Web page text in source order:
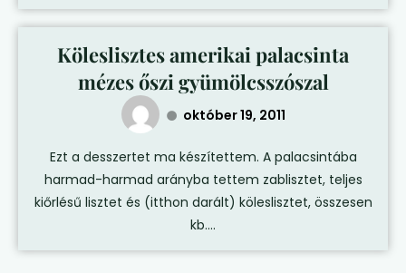
Köleslisztes amerikai palacsinta
mézes őszi gyümölcsszószal
október 19, 2011
Ezt a desszertet ma készítettem. A palacsintába
harmad-harmad arányba tettem zablisztet, teljes
kiőrlésű lisztet és (itthon darált) köleslisztet, összesen
kb....